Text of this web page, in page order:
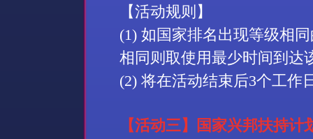
【活动规则】
(1) 如国家排名出现等级相
相同则取使用最少时间到达
(2) 将在活动结束后3个工作
【活动三】国家兴邦扶持计